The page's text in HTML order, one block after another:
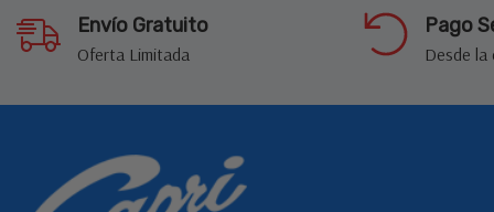
Envío Gratuito
Oferta Limitada
Pago
Desde